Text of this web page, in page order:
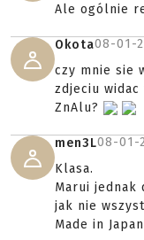
Ale ogólnie
Okota08-01-
czy mnie sie
zdjeciu
ZnAlu?
men3L08-01-
Klasa.
Marui jednak
jak nie
Made in